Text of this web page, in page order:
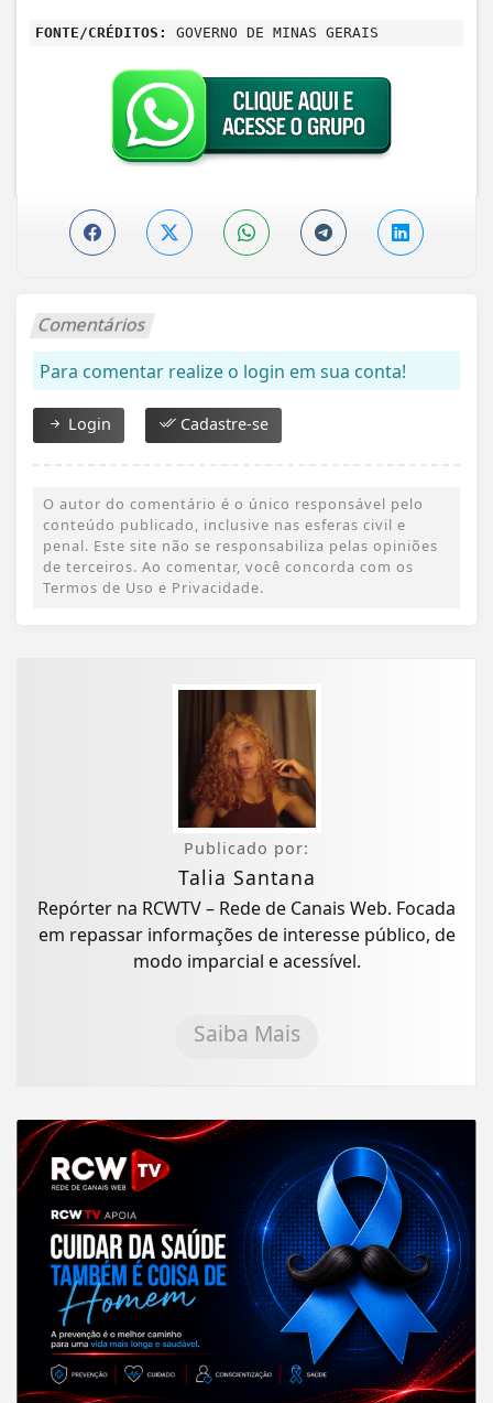
FONTE/CRÉDITOS: GOVERNO DE MINAS GERAIS
Comentários
Para comentar realize o login em sua conta!
Login Cadastre-se
O autor do comentário é o único responsável pelo
conteúdo publicado, inclusive nas esferas civil e
penal. Este site não se responsabiliza pelas opiniões
de terceiros. Ao comentar, você concorda com os
Termos de Uso e Privacidade.
Publicado por:
Talia Santana
Repórter na RCWTV – Rede de Canais Web. Focada
em repassar informações de interesse público, de
modo imparcial e acessível.
Saiba Mais